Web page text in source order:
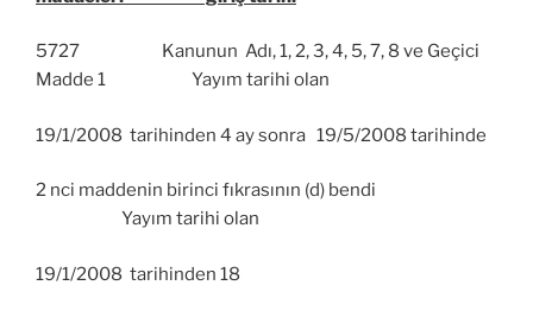
5727 Kanunun Adı, 1, 2, 3, 4, 5, 7, 8 ve Geçici
Madde 1 Yayım tarihi olan
19/1/2008 tarihinden 4 ay sonra 19/5/2008 tarihinde
2 nci maddenin birinci fıkrasının (d) bendi
Yayım tarihi olan
19/1/2008 tarihinden 18